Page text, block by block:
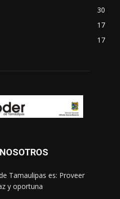
30
17
17
Tamaulipas es: Proveer
y oportuna